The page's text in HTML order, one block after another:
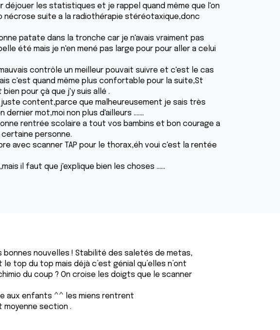
déjouer les statistiques et je rappel quand même que l'on
nécrose suite a la radiothérapie stéréotaxique,donc
patate dans la tronche car je n'avais vraiment pas
été mais je n'en mené pas large pour pour aller a celui
contrôle un meilleur pouvait suivre et c'est le cas
c'est quand même plus confortable pour la suite,St
pour çà que j'y suis allé .
content,parce que malheureusement je sais très
dernier mot,moi non plus d'ailleurs .......
rentrée scolaire a tout vos bambins et bon courage a
personne.
avec scanner TAP pour le thorax,éh voui c'est la rentée
il faut que j'explique bien les choses ......
bonnes nouvelles ! Stabilité des saletés de metas,
top du top mais déjà c’est génial qu’elles n’ont
du coup ? On croise les doigts que le scanner
aux enfants ^^ les miens rentrent
moyenne section .